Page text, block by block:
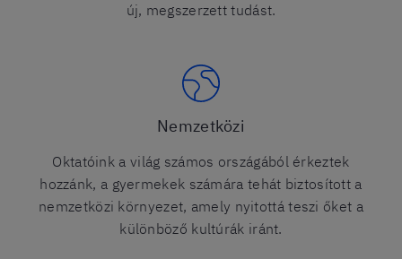
új, megszerzett tudást.
Nemzetközi
Oktatóink a világ számos országából érkeztek
hozzánk, a gyermekek számára tehát biztosított a
nemzetközi környezet, amely nyitottá teszi őket a
különböző kultúrák iránt.